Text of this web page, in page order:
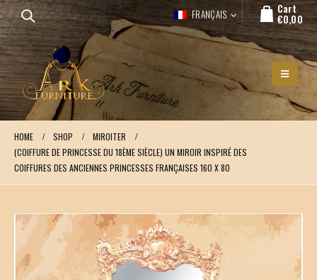
FRANÇAIS Cart
€0,00
HOME SHOP
MIROITER
(COIFFURE DE PRINCESSE DU 18ÈME SIÈCLE) UN MIROIR INSPIRÉ DES
COIFFURES DES ANCIENNES PRINCESSES FRANÇAISES 160 X 80